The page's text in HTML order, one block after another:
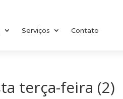
Serviços Contato
terça-feira (2)